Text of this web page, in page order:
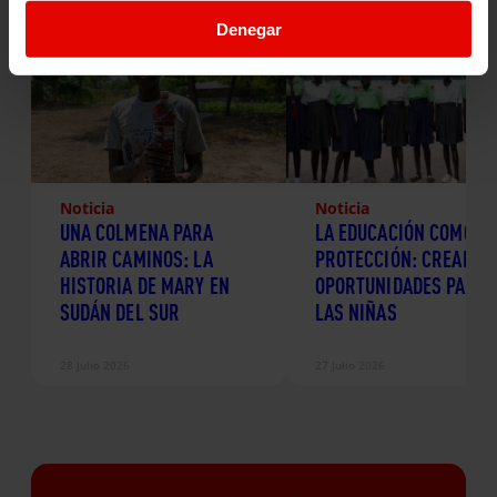
Denegar
Noticia
UNA COLMENA PARA
ABRIR CAMINOS: LA
HISTORIA DE MARY EN
SUDÁN DEL SUR
Noticia
LA EDUCACIÓN COMO
PROTECCIÓN: CREANDO
OPORTUNIDADES PARA
LAS NIÑAS